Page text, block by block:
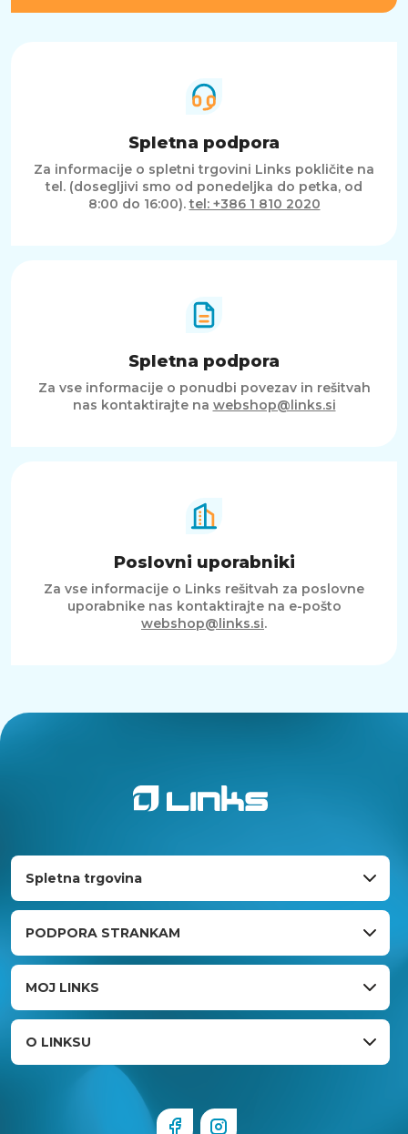
Spletna podpora
Za informacije o spletni trgovini Links pokličite na
tel. (dosegljivi smo od ponedeljka do petka, od
8:00 do 16:00).tel: +386 1 810 2020
Spletna podpora
Za vse informacije o ponudbi povezav in rešitvah
nas kontaktirajte na webshop@links.si
Poslovni uporabniki
Za vse informacije o Links rešitvah za poslovne
uporabnike nas kontaktirajte na e-pošto
webshop@links.si.
Spletna trgovina
PODPORA STRANKAM
MOJ LINKS
O LINKSU